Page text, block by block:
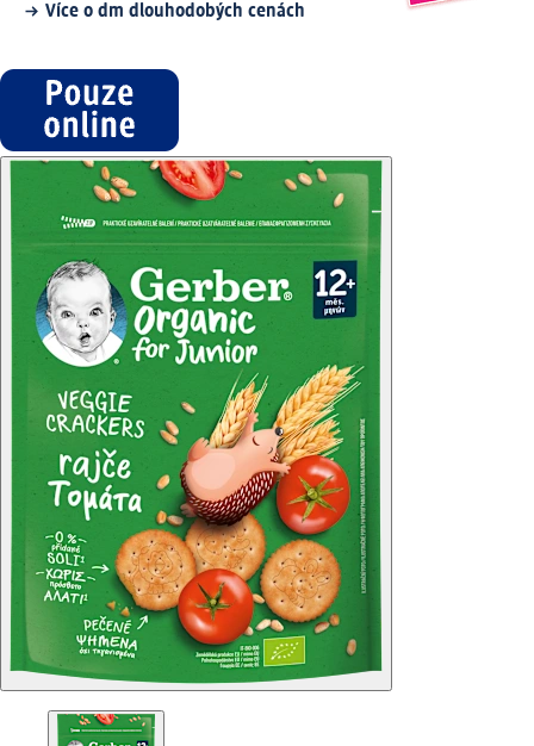
Více o dm dlouhodobých cenách